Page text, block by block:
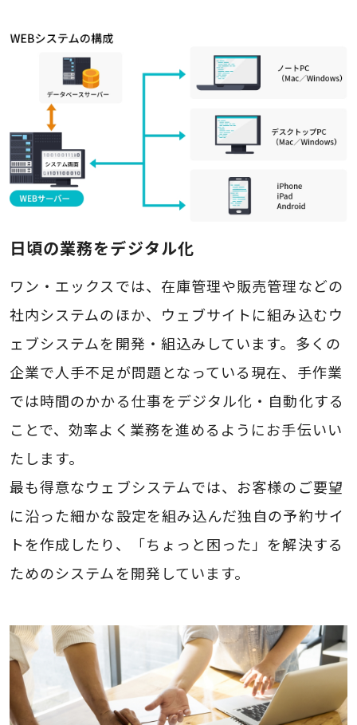
日頃の業務をデジタル化
ワン・エックスでは、在庫管理や販売管理などの
社内システムのほか、ウェブサイトに組み込むウ
ェブシステムを開発・組込みしています。多くの
企業で人手不足が問題となっている現在、手作業
では時間のかかる仕事をデジタル化・自動化する
ことで、効率よく業務を進めるようにお手伝いい
たします。
最も得意なウェブシステムでは、お客様のご要望
に沿った細かな設定を組み込んだ独自の予約サイ
トを作成したり、「ちょっと困った」を解決する
ためのシステムを開発しています。